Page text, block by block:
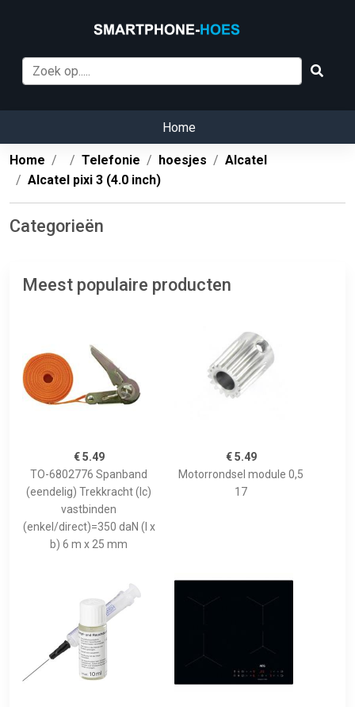
Home
Home Telefonie hoesjes
Alcatel
Alcatel pixi 3 (4.0 inch)
Categorieën
Meest populaire producten
€ 5.49
TO-6802776 Spanband
(eendelig) Trekkracht (lc)
vastbinden
(enkel/direct)=350 daN (l x
b) 6 m x 25 mm
€ 5.49
Motorrondsel module 0,5
17